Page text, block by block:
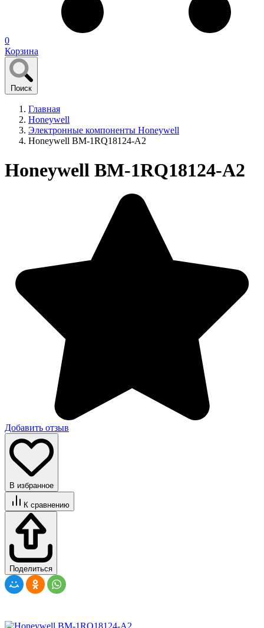
0
Корзина
Поиск
Главная
Honeywell
Электронные компоненты Honeywell
Honeywell BM-1RQ18124-A2
Honeywell BM-1RQ18124-A2
Добавить отзыв
В избранное
К сравнению
Поделиться